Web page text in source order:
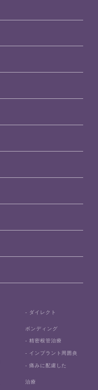
- ダイレクト
ボンディング
- 精密根管治療
- インプラント周囲炎
- 痛みに配慮した
治療